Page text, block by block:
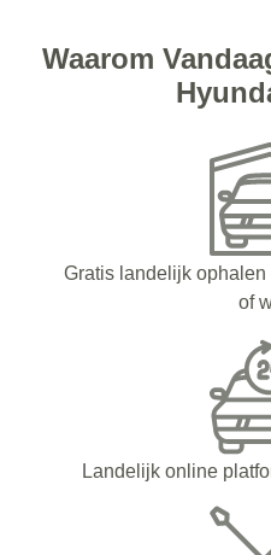
Waarom
Gratis landelijk
of
Landelijk online